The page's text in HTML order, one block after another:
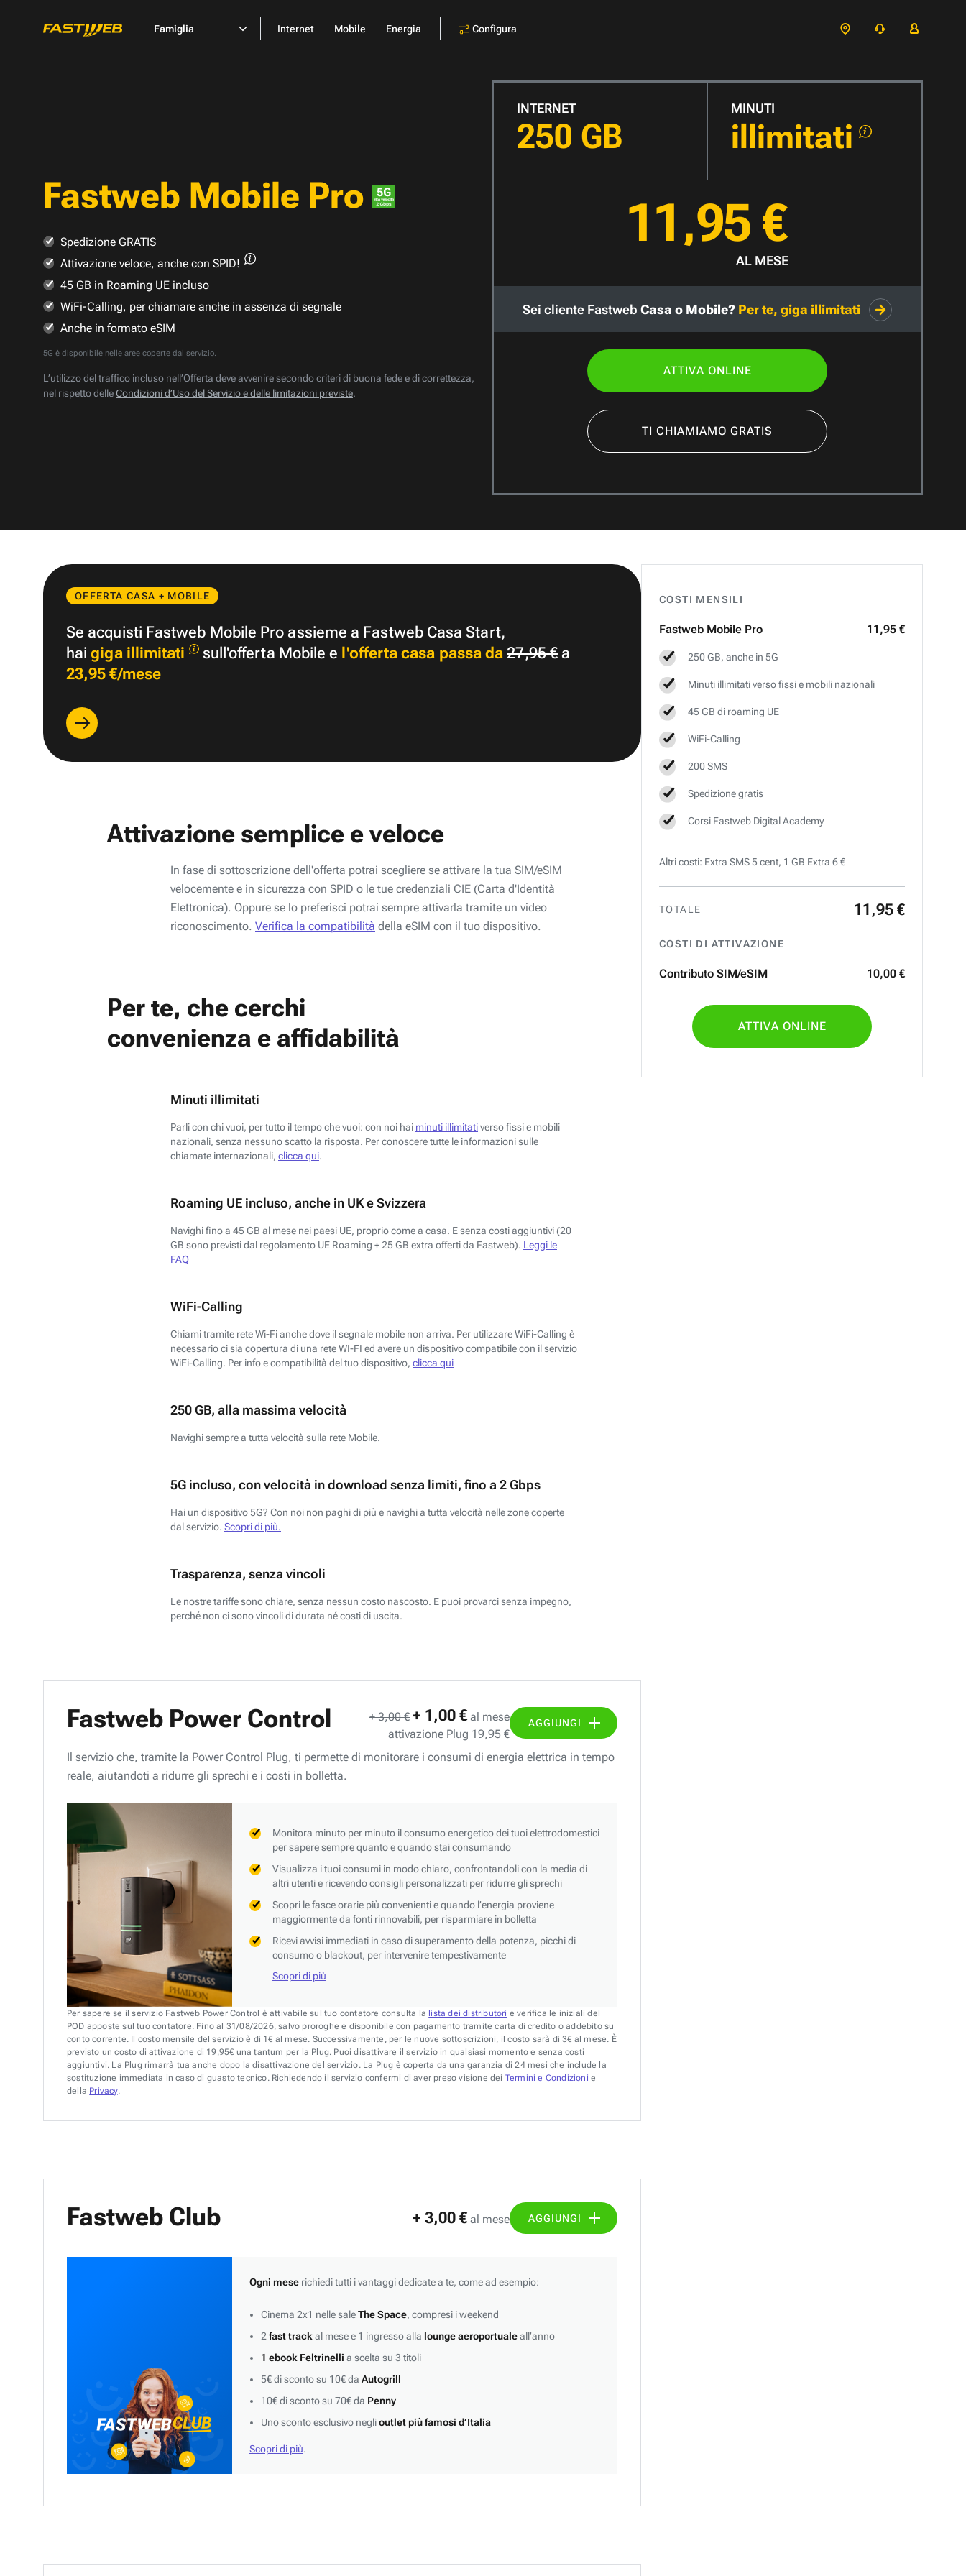
Famiglia Internet Mobile Energia Configura
Fastweb Mobile Pro
INTERNET
250 GB
MINUTI
illimitati
11,95 €
AL MESE
Sei cliente Fastweb Casa o Mobile? Per te, giga illimitati
ATTIVA ONLINE
TI CHIAMIAMO GRATIS
Spedizione GRATIS
Attivazione veloce, anche con SPID!
45 GB in Roaming UE incluso
WiFi-Calling, per chiamare anche in assenza di segnale
Anche in formato eSIM
5G è disponibile nelle aree coperte dal servizio.
L’utilizzo del traffico incluso nell’Offerta deve avvenire secondo criteri di buona fede e di correttezza,
nel rispetto delleCondizioni d’Uso del Servizio e delle limitazioni previste.
COSTI MENSILI
Fastweb Mobile Pro 11,95 €
250 GB, anche in 5G
Minuti illimitativerso fissi e mobili nazionali
45 GB di roaming UE
WiFi-Calling
200 SMS
Spedizione gratis
Corsi Fastweb Digital Academy
Altri costi: Extra SMS 5 cent, 1 GB Extra 6 €
TOTALE 11 ,95 €
COSTI DI ATTIVAZIONE
Contributo SIM/eSIM 10,00 €
ATTIVA ONLINE
OFFERTA CASA + MOBILE
Se acquisti Fastweb Mobile Pro assieme a Fastweb Casa Start,
haigiga illimitati sull'offerta Mobile e l'offerta casa passa da 27,95 €a
23,95 €/mese
Attivazione semplice e veloce
In fase di sottoscrizione dell'offerta potrai scegliere se attivare la tua SIM/eSIM
velocemente e in sicurezza con SPID o le tue credenziali CIE (Carta d'Identità
Elettronica). Oppure se lo preferisci potrai sempre attivarla tramite un video
riconoscimento. Verifica la compatibilità della eSIM con il tuo dispositivo.
Per te, che cerchi
convenienza e affidabilità
Minuti illimitati
Parli con chi vuoi, per tutto il tempo che vuoi: con noi hai minuti illimitativerso fissi e mobili
nazionali, senza nessuno scatto la risposta. Per conoscere tutte le informazioni sulle
chiamate internazionali, clicca qui.
Roaming UE incluso, anche in UK e Svizzera
Navighi fino a 45 GB al mese nei paesi UE, proprio come a casa. E senza costi aggiuntivi (20
GB sono previsti dal regolamento UE Roaming + 25 GB extra offerti da Fastweb). Leggi le
FAQ
WiFi-Calling
Chiami tramite rete Wi-Fi anche dove il segnale mobile non arriva. Per utilizzare WiFi-Calling è
necessario ci sia copertura di una rete WI-FI ed avere un dispositivo compatibile con il servizio
WiFi-Calling. Per info e compatibilità del tuo dispositivo, clicca qui
250 GB, alla massima velocità
Navighi sempre a tutta velocità sulla rete Mobile.
5G incluso, con velocità in download senza limiti, fino a 2 Gbps
Hai un dispositivo 5G? Con noi non paghi di più e navighi a tutta velocità nelle zone coperte
dal servizio. Scopri di più.
Trasparenza, senza vincoli
Le nostre tariffe sono chiare, senza nessun costo nascosto. E puoi provarci senza impegno,
perché non ci sono vincoli di durata né costi di uscita.
Fastweb Power Control + 3,00 € + 1,00 € al mese
attivazione Plug 19,95 €
AGGIUNGI
Il servizio che, tramite la Power Control Plug, ti permette di monitorare i consumi di energia elettrica in tempo
reale, aiutandoti a ridurre gli sprechi e i costi in bolletta.
Monitora minuto per minuto il consumo energetico dei tuoi elettrodomestici
per sapere sempre quanto e quando stai consumando
Visualizza i tuoi consumi in modo chiaro, confrontandoli con la media di
altri utenti e ricevendo consigli personalizzati per ridurre gli sprechi
Scopri le fasce orarie più convenienti e quando l’energia proviene
maggiormente da fonti rinnovabili, per risparmiare in bolletta
Ricevi avvisi immediati in caso di superamento della potenza, picchi di
consumo o blackout, per intervenire tempestivamente
Scopri di più
Per sapere se il servizio Fastweb Power Control è attivabile sul tuo contatore consulta la lista dei distributori e verifica le iniziali del
POD apposte sul tuo contatore. Fino al 31/08/2026, salvo proroghe e disponibile con pagamento tramite carta di credito o addebito su
conto corrente. Il costo mensile del servizio è di 1€ al mese. Successivamente, per le nuove sottoscrizioni, il costo sarà di 3€ al mese. È
previsto un costo di attivazione di 19,95€ una tantum per la Plug. Puoi disattivare il servizio in qualsiasi momento e senza costi
aggiuntivi. La Plug rimarrà tua anche dopo la disattivazione del servizio. La Plug è coperta da una garanzia di 24 mesi che include la
sostituzione immediata in caso di guasto tecnico. Richiedendo il servizio confermi di aver preso visione dei Termini e Condizioni e
della Privacy.
Fastweb Club + 3,00 € al mese AGGIUNGI
Ogni meserichiedi tutti i vantaggi dedicate a te, come ad esempio:
Cinema 2x1 nelle saleThe Space, compresi i weekend
2 fast track al mese e 1 ingresso alla lounge aeroportualeall’anno
1 ebook Feltrinelli a scelta su 3 titoli
5€ di sconto su 10€ da Autogrill
10€ di sconto su 70€ da Penny
Uno sconto esclusivo neglioutlet più famosi d’Italia
Scopri di più.